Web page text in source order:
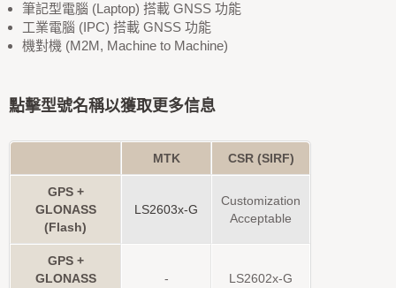
筆記型電腦 (Laptop) 搭載 GNSS 功能
工業電腦 (IPC) 搭載 GNSS 功能
機對機 (M2M, Machine to Machine)
點擊型號名稱以獲取更多信息
MTK CSR (SIRF)
GPS +
GLONASS
(Flash)
LS2603x-G
Customization
Acceptable
GPS +
GLONASS
- LS2602x-G